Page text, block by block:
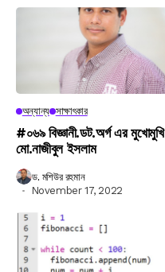
অন্যান্য সাক্ষাৎকার
#০৬৯ বিজ্ঞানী.ডট.অর্গ এর মুখোমুখি
মো.নাজীবুল ইসলাম
ড. মশিউর রহমান
November 17, 2022